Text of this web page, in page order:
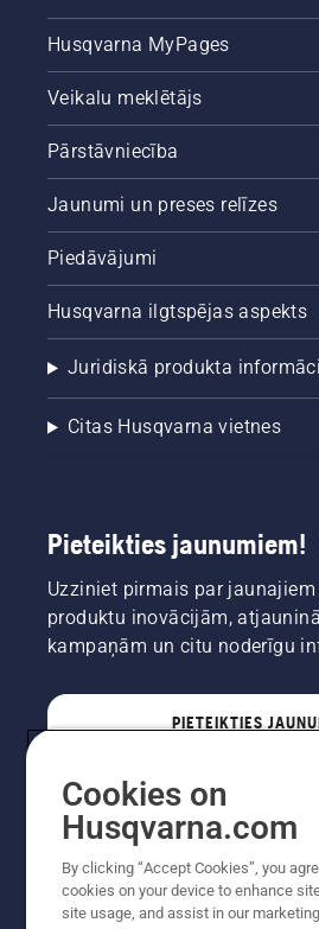
Husqvarna MyPages
Veikalu meklētājs
Pārstāvniecība
Jaunumi un preses relīzes
Piedāvājumi
Husqvarna ilgtspējas aspekts
Juridiskā produkta
Citas Husqvarna vietnes
Pieteikties jaunumiem!
Uzziniet pirmais par
produktu inovācijām,
kampaņām un citu noderīgu
PIETEIKTIES
Cookies on
Husqvarna.com
By clicking “Accept Cookies”, you
cookies on your device to enhance
site usage, and assist in our